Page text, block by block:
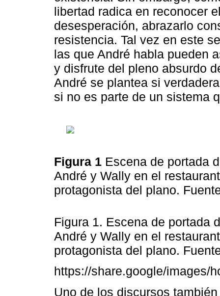
libertad radica en reconocer
desesperación, abrazarlo
resistencia. Tal vez en este
las que André habla pueden
y disfrute del pleno absurdo
André se plantea si
si no es parte de un sistema
Figura 1 Escena de portada
André y Wally en el
protagonista del plano.
Figura 1. Escena de portada
André y Wally en el
protagonista del plano.
https://share.google/images/
Uno de los discursos